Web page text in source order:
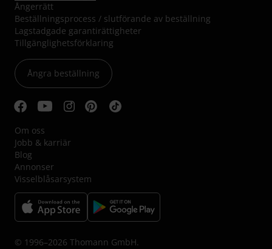
Ångerrätt
Beställningsprocess / slutförande av beställning
Lagstadgade garantirättigheter
Tillgänglighetsförklaring
Ångra beställning
Om oss
Jobb & karriär
Blog
Annonser
Visselblåsarsystem
© 1996–2026 Thomann GmbH.